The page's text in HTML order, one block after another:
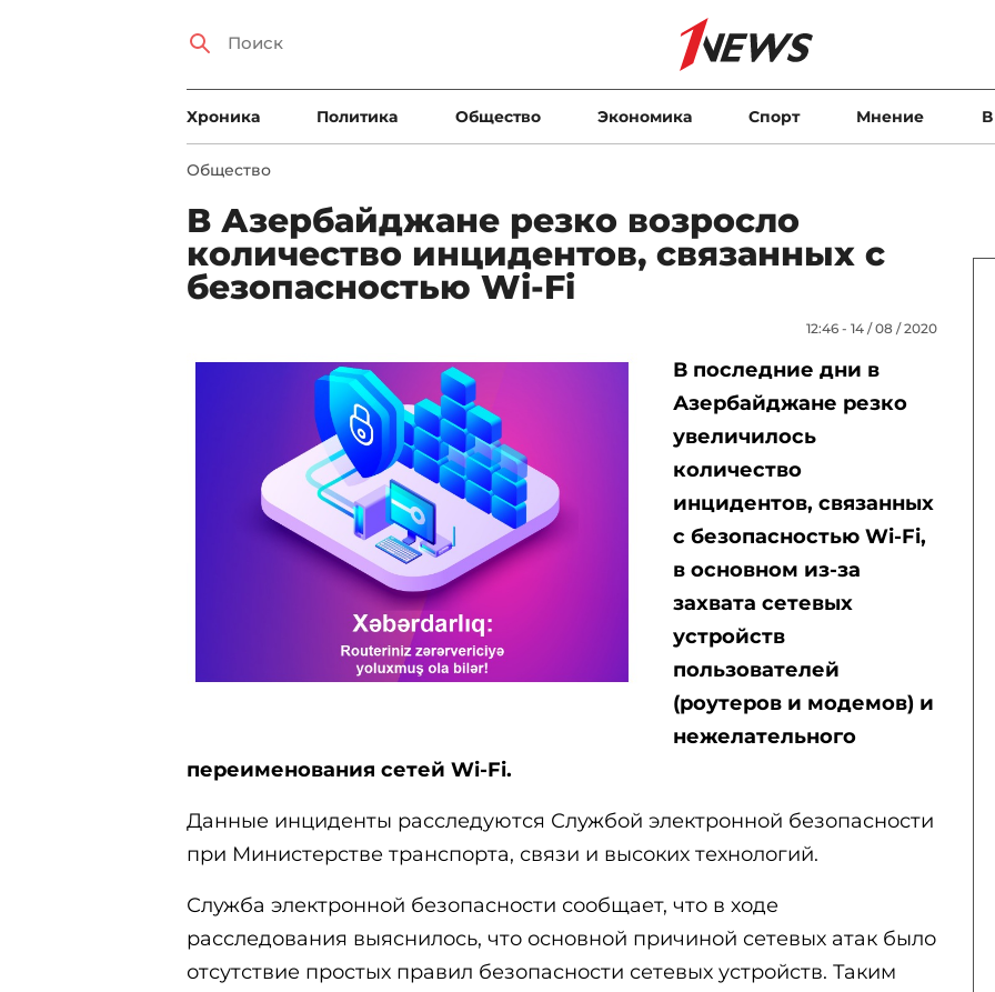
Xроника Политика Общество Экономика Спорт Мнение
Общество
В Азербайджане резко возросло
количество инцидентов, связанных с
безопасностью Wi-Fi
12:46 - 14 / 08 / 2020
В последние дни в
Азербайджане резко
увеличилось
количество
инцидентов, связанных
с безопасностью Wi-Fi,
в основном из-за
захвата сетевых
устройств
пользователей
(роутеров и модемов) и
нежелательного
переименования сетей Wi-Fi.
Данные инциденты расследуются Службой электронной безопасности
при Министерстве транспорта, связи и высоких технологий.
Служба электронной безопасности сообщает, что в ходе
расследования выяснилось, что основной причиной сетевых атак было
отсутствие простых правил безопасности сетевых устройств. Таким